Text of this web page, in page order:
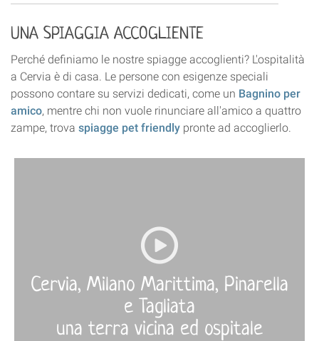
UNA SPIAGGIA ACCOGLIENTE
Perché definiamo le nostre spiagge accoglienti? L'ospitalità
a Cervia è di casa. Le persone con esigenze speciali
possono contare su servizi dedicati, come un Bagnino per
amico, mentre chi non vuole rinunciare all'amico a quattro
zampe, trova spiagge pet friendly pronte ad accoglierlo.
Cervia, Milano Marittima, Pinarella
e Tagliata
una terra vicina ed ospitale